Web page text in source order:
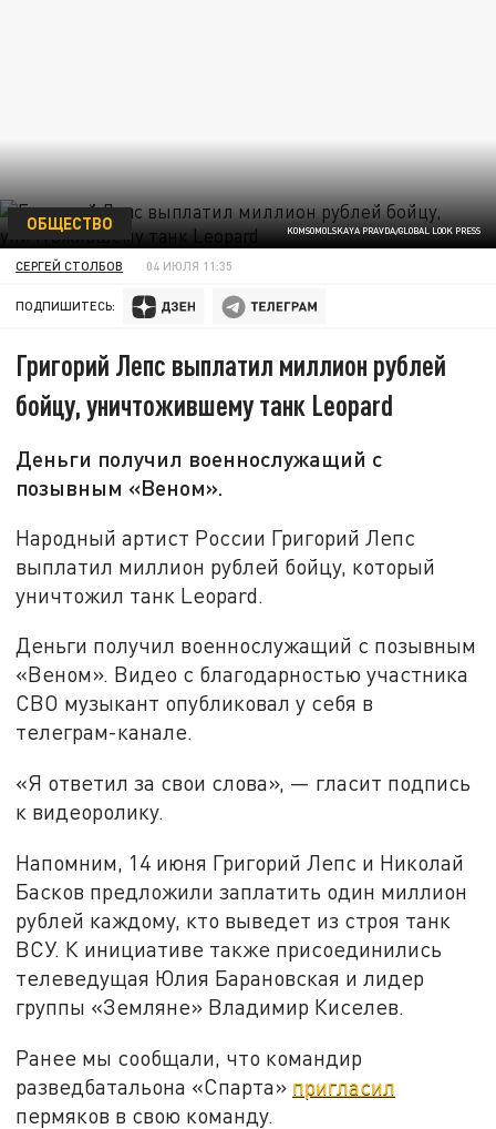
KOMSOMOLSKAYA PRAVDA/GLOBAL LOOK PRESS
ОБЩЕСТВО
СЕРГЕЙ СТОЛБОВ 04 ИЮЛЯ 11:35
ПОДПИШИТЕСЬ:
Григорий Лепс выплатил миллион рублей
бойцу, уничтожившему танк Leopard
Деньги получил военнослужащий с
позывным «Веном».
Народный артист России Григорий Лепс
выплатил миллион рублей бойцу, который
уничтожил танк Leopard.
Деньги получил военнослужащий с позывным
«Веном». Видео с благодарностью участника
СВО музыкант опубликовал у себя в
телеграм-канале.
«Я ответил за свои слова», — гласит подпись
к видеоролику.
Напомним, 14 июня Григорий Лепс и Николай
Басков предложили заплатить один миллион
рублей каждому, кто выведет из строя танк
ВСУ. К инициативе также присоединились
телеведущая Юлия Барановская и лидер
группы «Земляне» Владимир Киселев.
Ранее мы сообщали, что командир
разведбатальона «Спарта» пригласил
пермяков в свою команду.